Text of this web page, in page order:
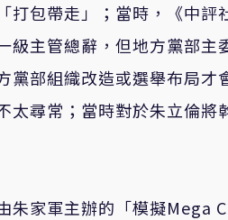
打包帶走」；當時，《中評
級主管總辭，但地方黨部
黨部組織改造或選舉布局
太尋常；當時對於朱立倫
朱家軍主辦的「模擬Mega